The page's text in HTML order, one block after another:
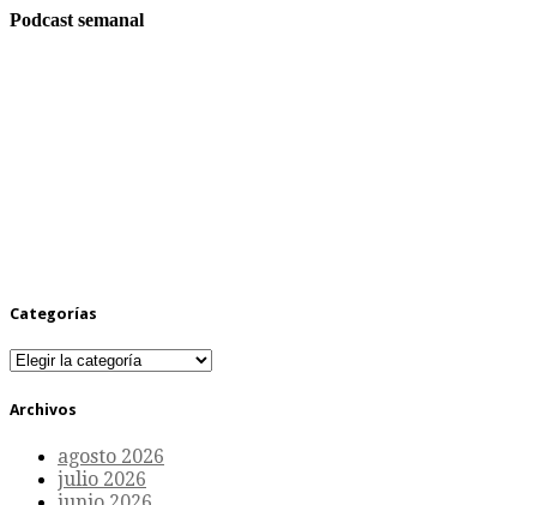
Podcast semanal
Categorías
Categorías
Archivos
agosto 2026
julio 2026